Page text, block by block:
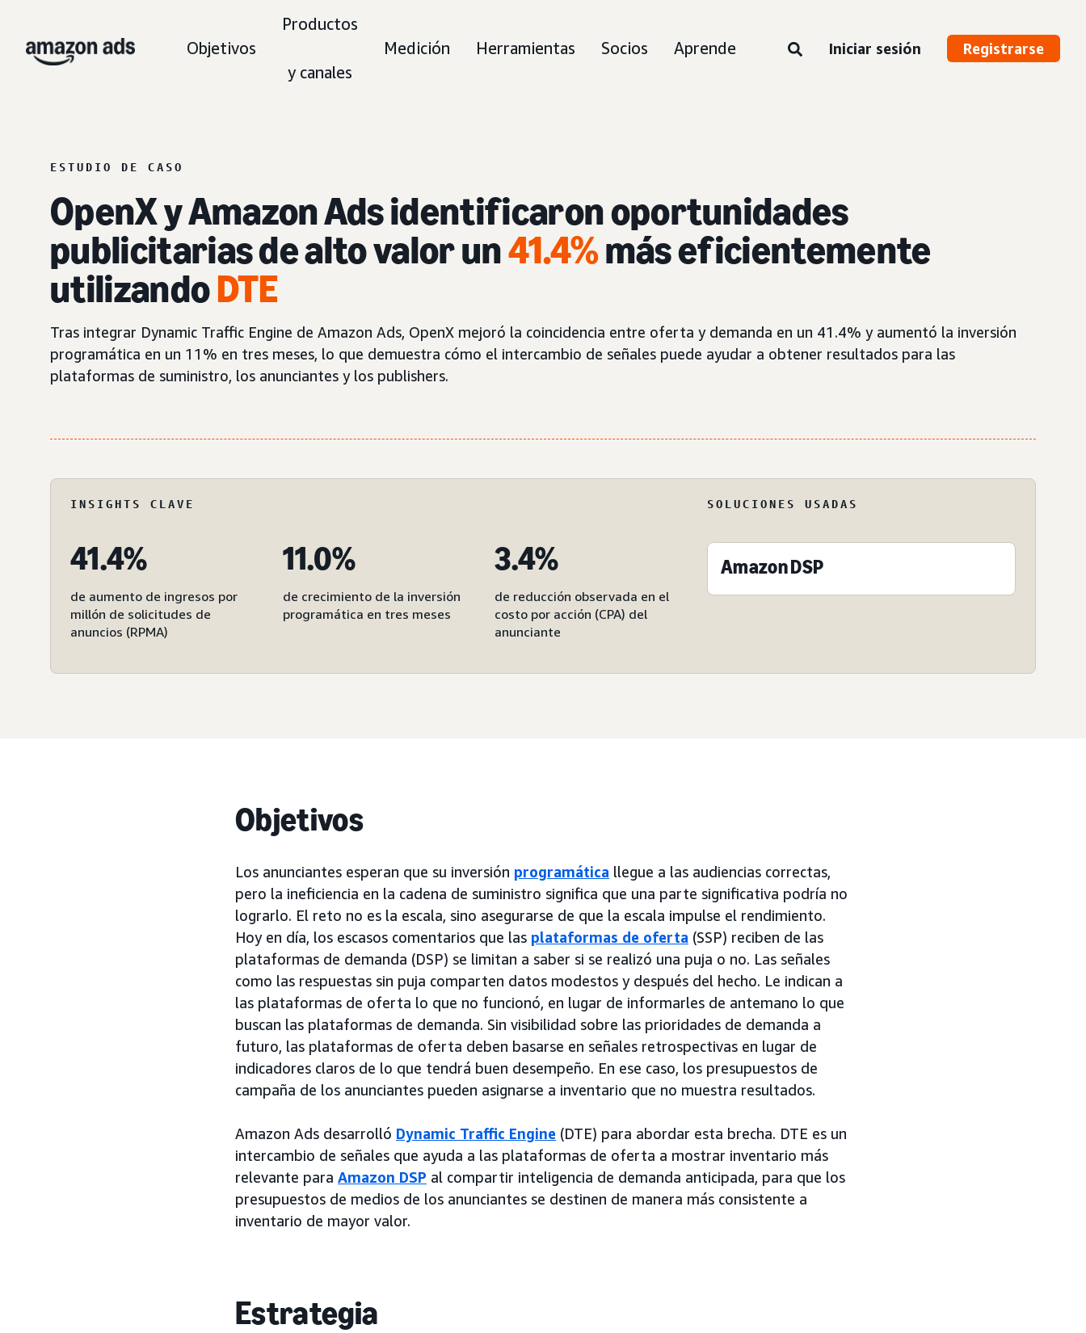
Objetivos
Productos
y canales
Medición Herramientas Socios Aprende Iniciar sesión Registrarse
ESTUDIO DE CASO
OpenX y Amazon Ads identificaron oportunidades
publicitarias de alto valor un41.4%más eficientemente
utilizandoDTE
Tras integrar Dynamic Traffic Engine de Amazon Ads, OpenX mejoró la coincidencia entre oferta y demanda en un 41.4% y aumentó la inversión
programática en un 11% en tres meses, lo que demuestra cómo el intercambio de señales puede ayudar a obtener resultados para las
plataformas de suministro, los anunciantes y los publishers.
INSIGHTS CLAVE
41.4%
de aumento de ingresos por
millón de solicitudes de
anuncios (RPMA)
11.0%
de crecimiento de la inversión
programática en tres meses
3.4%
de reducción observada en el
costo por acción (CPA) del
anunciante
SOLUCIONES USADAS
Amazon DSP
Objetivos
Los anunciantes esperan que su inversión programática llegue a las audiencias correctas,
pero la ineficiencia en la cadena de suministro significa que una parte significativa podría no
lograrlo. El reto no es la escala, sino asegurarse de que la escala impulse el rendimiento.
Hoy en día, los escasos comentarios que las plataformas de oferta (SSP) reciben de las
plataformas de demanda (DSP) se limitan a saber si se realizó una puja o no. Las señales
como las respuestas sin puja comparten datos modestos y después del hecho. Le indican a
las plataformas de oferta lo que no funcionó, en lugar de informarles de antemano lo que
buscan las plataformas de demanda. Sin visibilidad sobre las prioridades de demanda a
futuro, las plataformas de oferta deben basarse en señales retrospectivas en lugar de
indicadores claros de lo que tendrá buen desempeño. En ese caso, los presupuestos de
campaña de los anunciantes pueden asignarse a inventario que no muestra resultados.
Amazon Ads desarrolló Dynamic Traffic Engine (DTE) para abordar esta brecha. DTE es un
intercambio de señales que ayuda a las plataformas de oferta a mostrar inventario más
relevante para Amazon DSP al compartir inteligencia de demanda anticipada, para que los
presupuestos de medios de los anunciantes se destinen de manera más consistente a
inventario de mayor valor.
Estrategia